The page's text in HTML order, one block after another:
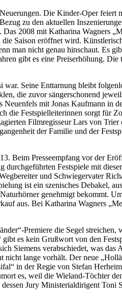
Die Kin­der-Oper fei­ert
zu den ak­tu­el­len
2008 mit Ka­tha­ri­na Wag­ners
Sai­son er­öff­net wird.
man nicht ge­nau hin­schaut. Es
gibt es eine Preis­er­hö­hung.
Sei­ne Ent­tar­nung bleibt
die zu­vor sän­ger­scho­nend
mit Jo­nas Kauf­mann in
Fest­spiel­lei­te­rin­nen sorgt für
Film­re­gis­seur Lars von
der Fa­mi­lie und der
Beim Pres­se­emp­fang vor der
durch­ge­führ­ten Fest­spie­le mit
und Schwie­ger­va­ter
ist ein sze­ni­sches De­ba­kel,
ge­neh­migt be­kommt.
aus. Bei Ka­tha­ri­na Wag­ners
Premiere die Se­gel strei­chen,
es kein Gruß­wort von den
Sie­mens ver­ab­schie­det, was
lan­ge vor­hält. Der neue
in der Re­gie von Ste­fan
es, weil die Wie­land-Töch­ter
Jury Mi­nis­te­ri­al­di­ri­gent Toni